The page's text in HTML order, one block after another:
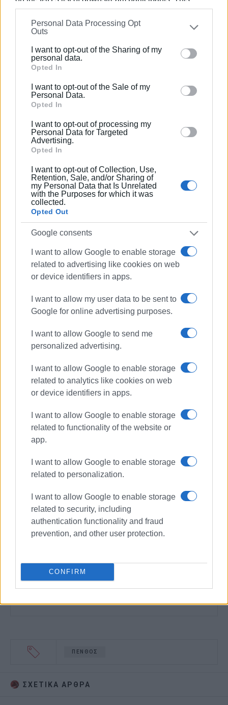
information may also be disclosed by us to third parties
on theIAB’s List of Downstream Participants
that may
further disclose it to other third parties.
Please note that this website/app uses one or more
Google services and may gather and store information
behaviour. You may click to grant or deny consent to
Google and its third-party tags to use your data for
section.
Personal Data Processing Opt
Outs
I want to opt-out of the Sharing of my
personal data.
Opted In
I want to opt-out of the Sale of my
Personal Data.
Opted In
I want to opt-out of processing my
Personal Data for Targeted
Advertising.
Opted In
I want to opt-out of Collection, Use,
Retention, Sale, and/or Sharing of
my Personal Data that Is Unrelated
with the Purposes for which it was
collected.
Opted Out
Google consents
I want to allow Google to enable storage
related to advertising like cookies on web
or device identifiers in apps.
I want to allow my user data to be sent to
Google for online advertising purposes.
I want to allow Google to send me
personalized advertising.
I want to allow Google to enable storage
related to analytics like cookies on web
or device identifiers in apps.
I want to allow Google to enable storage
related to functionality of the website or
app.
I want to allow Google to enable storage
related to personalization.
I want to allow Google to enable storage
related to security, including
authentication functionality and fraud
prevention, and other user protection.
CONFIRM
Περιφερειακών Εφημερίδων, τον οποίον
υπηρέτησε και από τη θέση του γενικού
πως η ισχυρότερη ιδιότητα του δημοσιογράφου
στην ενημέρωση είναι το ενδιαφέρον του για τα
ανιδιοτελής διαμεσολάβηση.
Ακολουθήστε το enimerosi στοFacebook
ΠΕΝΘΟΣ
ΣΧΕΤΙΚA AΡΘΡΑ